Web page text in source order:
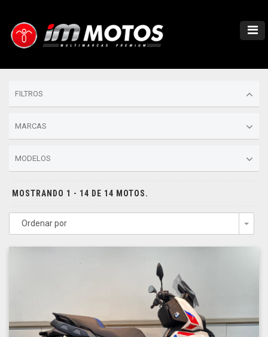
FILTROS
MARCAS
MODELOS
MOSTRANDO 1 - 14 DE 14 MOTOS.
Ordenar por